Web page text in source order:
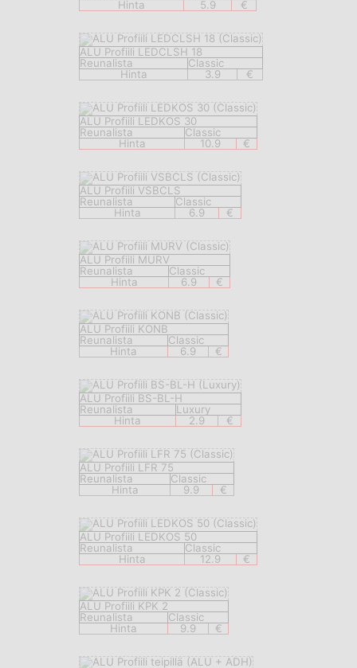
Hinta
5.9 €
ALU Profiili LEDCLSH 18
Reunalista
Classic
Hinta
3.9 €
ALU Profiili LEDKOS 30
Reunalista
Classic
Hinta
10.9 €
ALU Profiili VSBCLS
Reunalista
Classic
Hinta
6.9 €
ALU Profiili MURV
Reunalista
Classic
Hinta
6.9 €
ALU Profiili KONB
Reunalista
Classic
Hinta
6.9 €
ALU Profiili BS-BL-H
Reunalista
Luxury
Hinta
2.9 €
ALU Profiili LFR 75
Reunalista
Classic
Hinta
9.9 €
ALU Profiili LEDKOS 50
Reunalista
Classic
Hinta
12.9 €
ALU Profiili KPK 2
Reunalista
Classic
Hinta
9.9 €